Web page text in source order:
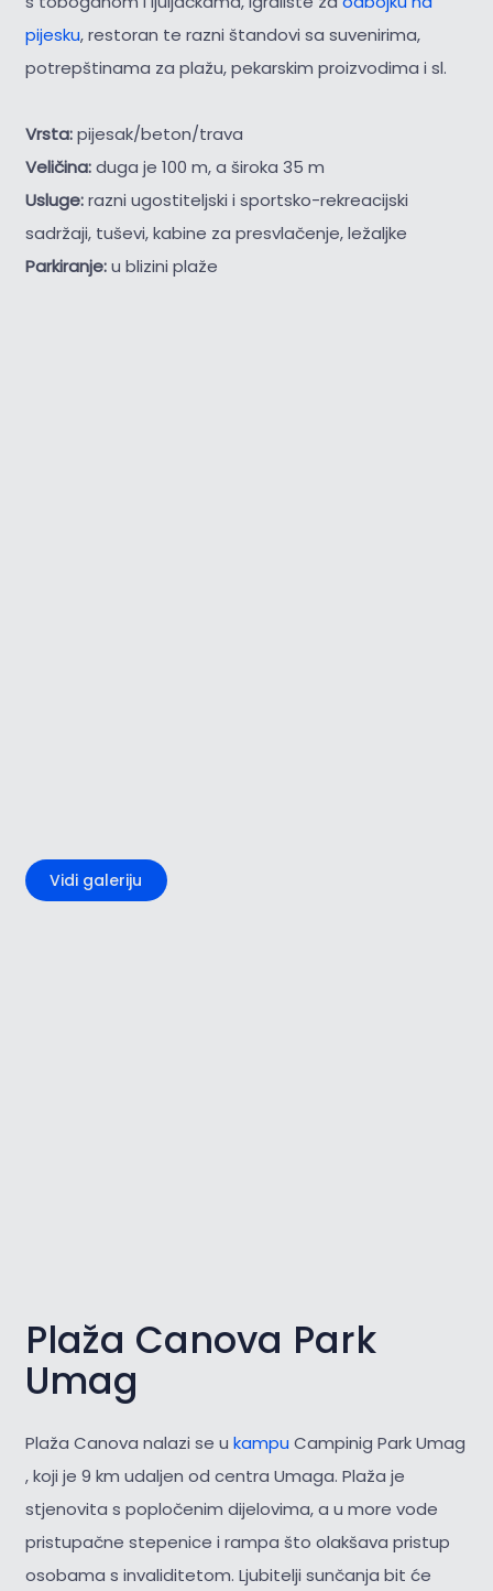
pijesku, restoran te razni štandovi sa suvenirima,
potrepštinama za plažu, pekarskim proizvodima i sl.
Vrsta:pijesak/beton/trava
Veličina:duga je 100 m, a široka 35 m
Usluge:razni ugostiteljski i sportsko-rekreacijski
sadržaji, tuševi, kabine za presvlačenje, ležaljke
Parkiranje:u blizini plaže
Vidi galeriju
Plaža Canova Park
Umag
Plaža Canova nalazi se u kampu Campinig Park Umag
, koji je 9 km udaljen od centra Umaga. Plaža je
stjenovita s popločenim dijelovima, a u more vode
pristupačne stepenice i rampa što olakšava pristup
osobama s invaliditetom. Ljubitelji sunčanja bit će